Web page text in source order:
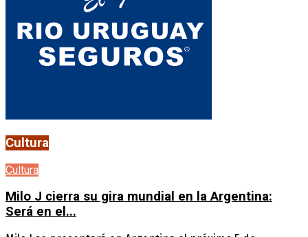
Cultura
Cultura
Milo J cierra su gira mundial en la Argentina:
Será en el...